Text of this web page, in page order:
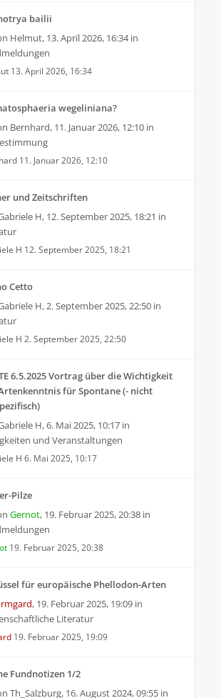
bailii
Helmut, 13. April 2026, 16:34in
13. April 2026, 16:34
wegeliniana?
Bernhard, 11. Januar 2026, 12:10 in
11. Januar 2026, 12:10
und Zeitschriften
H, 12. September 2025, 18:21 in
H 12. September 2025, 18:21
Cetto
H,2. September 2025, 22:50 in
H 2. September 2025, 22:50
6.5.2025 Vortrag über die Wichtigkeit
für Spontane (- nicht
H,6. Mai 2025, 10:17 in
und Veranstaltungen
H 6. Mai 2025, 10:17
Pilze
Gernot, 19. Februar 2025, 20:38 in
19. Februar 2025, 20:38
für europäische Phellodon-Arten
, 19. Februar 2025, 19:09 in
Literatur
19. Februar 2025, 19:09
Fundnotizen 1/2
Th_Salzburg, 16. August 2024, 09:55 in